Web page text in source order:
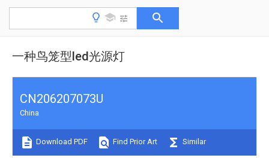
一种鸟笼型led光源灯
CN206207073U
China
Download PDF Find Prior Art Similar